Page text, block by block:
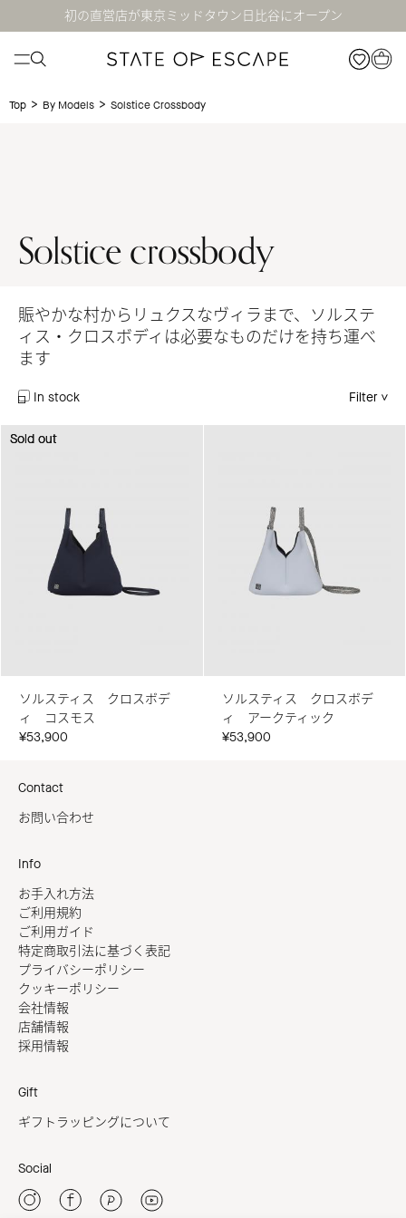
初の直営店が東京ミッドタウン日比谷にオープン
Top > By Models > Solstice Crossbody
Solstice crossbody
賑やかな村からリュクスなヴィラまで、ソルステ
ィス・クロスボディは必要なものだけを持ち運べ
ます
In stock Filter
Sold out
Sold out
ソルスティス クロスボデ
ィ コスモス
¥53,900
ソルスティス クロスボデ
ィ アークティック
¥53,900
Contact
お問い合わせ
Info
お手入れ方法
ご利用規約
ご利用ガイド
特定商取引法に基づく表記
プライバシーポリシー
クッキーポリシー
会社情報
店舗情報
採用情報
Gift
ギフトラッピングについて
Social